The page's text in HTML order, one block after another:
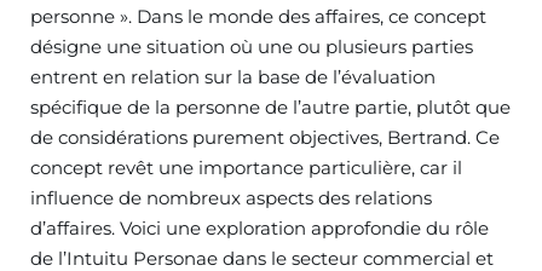
personne ». Dans le monde des affaires, ce concept
désigne une situation où une ou plusieurs parties
entrent en relation sur la base de l’évaluation
spécifique de la personne de l’autre partie, plutôt que
de considérations purement objectives, Bertrand. Ce
concept revêt une importance particulière, car il
influence de nombreux aspects des relations
d’affaires. Voici une exploration approfondie du rôle
de l’Intuitu Personae dans le secteur commercial et